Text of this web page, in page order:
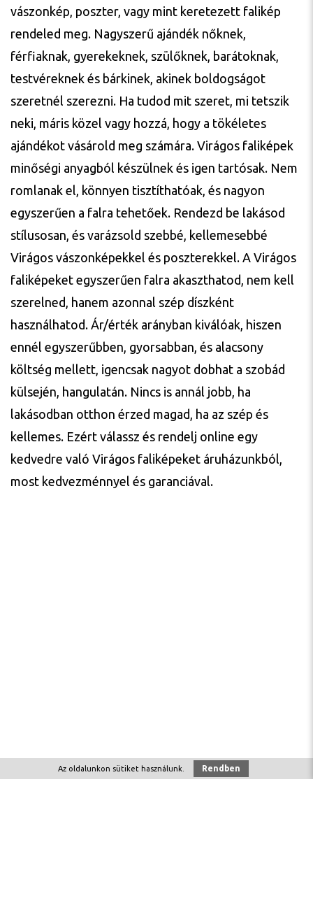
vászonkép, poszter, vagy mint keretezett falikép
rendeled meg. Nagyszerű ajándék nőknek,
férfiaknak, gyerekeknek, szülőknek, barátoknak,
testvéreknek és bárkinek, akinek boldogságot
szeretnél szerezni. Ha tudod mit szeret, mi tetszik
neki, máris közel vagy hozzá, hogy a tökéletes
ajándékot vásárold meg számára. Virágos faliképek
minőségi anyagból készülnek és igen tartósak. Nem
romlanak el, könnyen tisztíthatóak, és nagyon
egyszerűen a falra tehetőek. Rendezd be lakásod
stílusosan, és varázsold szebbé, kellemesebbé
Virágos vászonképekkel és poszterekkel. A Virágos
faliképeket egyszerűen falra akaszthatod, nem kell
szerelned, hanem azonnal szép díszként
használhatod. Ár/érték arányban kiválóak, hiszen
ennél egyszerűbben, gyorsabban, és alacsony
költség mellett, igencsak nagyot dobhat a szobád
külsején, hangulatán. Nincs is annál jobb, ha
lakásodban otthon érzed magad, ha az szép és
kellemes. Ezért válassz és rendelj online egy
kedvedre való Virágos faliképeket áruházunkból,
most kedvezménnyel és garanciával.
Az oldalunkon sütiket használunk. Rendben